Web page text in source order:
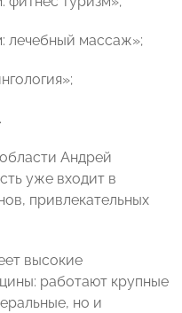
лечебный массаж»;
Андрей
уже входит в
привлекательных
высокие
работают крупные
но и